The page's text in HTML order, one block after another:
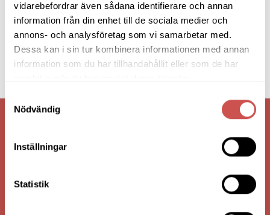
vidarebefordrar även sådana identifierare och annan
information från din enhet till de sociala medier och
annons- och analysföretag som vi samarbetar med.
Dessa kan i sin tur kombinera informationen med annan
information som du har tillhandahållit eller som de har
Samtyckesval
Nödvändig
Inställningar
Statistik